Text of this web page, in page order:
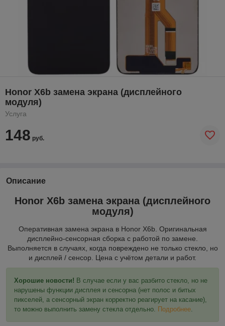
Honor X6b замена экрана (дисплейного
модуля)
Услуга
148 руб.
Описание
Honor X6b замена экрана (дисплейного
модуля)
Оперативная замена экрана в Honor X6b. Оригинальная
дисплейно-сенсорная сборка с работой по замене.
Выполняется в случаях, когда повреждено не только стекло, но
и дисплей / сенсор. Цена с учётом детали и работ.
Хорошие новости! В случае если у вас разбито стекло, но не
нарушены функции дисплея и сенсорна (нет полос и битых
пикселей, а сенсорный экран корректно реагирует на касание),
то можно выполнить замену стекла отдельно. Подробнее.